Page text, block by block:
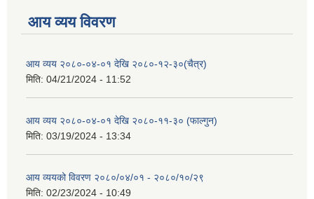
आय व्यय विवरण
आय व्यय २०८०-०४-०१ देखि २०८०-१२-३०(चैत्र)
मिति: 04/21/2024 - 11:52
आय व्यय २०८०-०४-०१ देखि २०८०-११-३० (फाल्गुन)
मिति: 03/19/2024 - 13:34
आय व्ययको विवरण २०८०/०४/०१ - २०८०/१०/२९
मिति: 02/23/2024 - 10:49